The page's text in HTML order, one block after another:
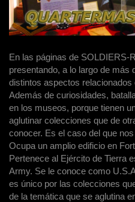
En las páginas de SOLDIERS-
presentando, a lo largo de más
distintos aspectos
Además de curiosidades,
en los museos, porque tienen
aglutinar colecciones que de
conocer. Es el caso del que
Ocupa un amplio edificio en
Pertenece al Ejército de Tierra
Army. Se le conoce como
es único por las colecciones
de la temática que se aglutina